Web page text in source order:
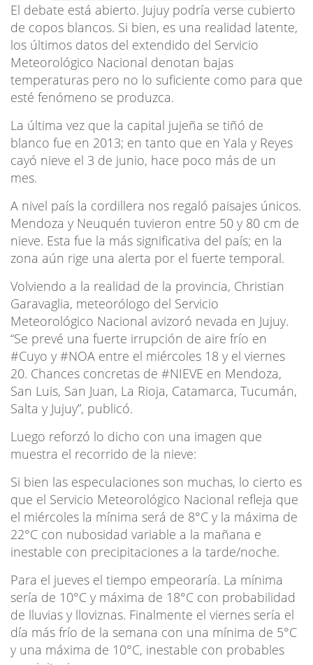
El debate está abierto. Jujuy podría verse cubierto
de copos blancos. Si bien, es una realidad latente,
los últimos datos del extendido del Servicio
Meteorológico Nacional denotan bajas
temperaturas pero no lo suficiente como para que
esté fenómeno se produzca.
La última vez que la capital jujeña se tiñó de
blanco fue en 2013; en tanto que en Yala y Reyes
cayó nieve el 3 de junio, hace poco más de un
mes.
A nivel país la cordillera nos regaló paisajes únicos.
Mendoza y Neuquén tuvieron entre 50 y 80 cm de
nieve. Esta fue la más significativa del país; en la
zona aún rige una alerta por el fuerte temporal.
Volviendo a la realidad de la provincia, Christian
Garavaglia, meteorólogo del Servicio
Meteorológico Nacional avizoró nevada en Jujuy.
“Se prevé una fuerte irrupción de aire frío en
#Cuyo y #NOA entre el miércoles 18 y el viernes
20. Chances concretas de #NIEVE en Mendoza,
San Luis, San Juan, La Rioja, Catamarca, Tucumán,
Salta y Jujuy”, publicó.
Luego reforzó lo dicho con una imagen que
muestra el recorrido de la nieve:
Si bien las especulaciones son muchas, lo cierto es
que el Servicio Meteorológico Nacional refleja que
el miércoles la mínima será de 8°C y la máxima de
22°C con nubosidad variable a la mañana e
inestable con precipitaciones a la tarde/noche.
Para el jueves el tiempo empeoraría. La mínima
sería de 10°C y máxima de 18°C con probabilidad
de lluvias y lloviznas. Finalmente el viernes sería el
día más frío de la semana con una mínima de 5°C
y una máxima de 10°C, inestable con probables